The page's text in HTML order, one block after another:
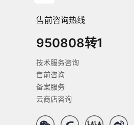
售前咨询热线
950808转1
技术服务咨询
售前咨询
备案服务
云商店咨询